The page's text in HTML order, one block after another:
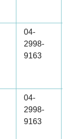
04-
2998-
9163
04-
2998-
9163